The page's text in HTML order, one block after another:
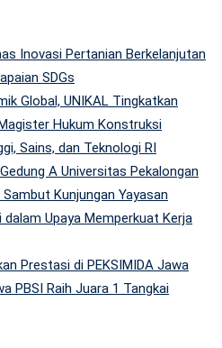
Inovasi Pertanian Berkelanjutan
SDGs
Global, UNIKAL Tingkatkan
Hukum Konstruksi
Sains, dan Teknologi RI
A Universitas Pekalongan
Kunjungan Yayasan
dalam Upaya Memperkuat Kerja
Prestasi di PEKSIMIDA Jawa
PBSI Raih Juara 1 Tangkai